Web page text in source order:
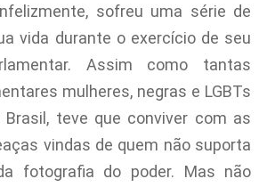
sofreu uma série de
vida durante o exercício de seu
Assim como tantas
mulheres, negras e LGBTs
Brasil, teve que conviver com as
vindas de quem não suporta
fotografia do poder. Mas não